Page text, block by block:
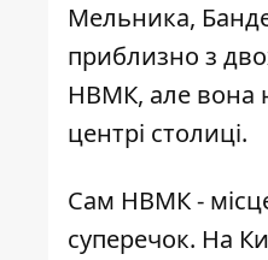
Мельника,
приблизно з
НВМК, але вона
центрі столиці.
Сам НВМК -
суперечок. На